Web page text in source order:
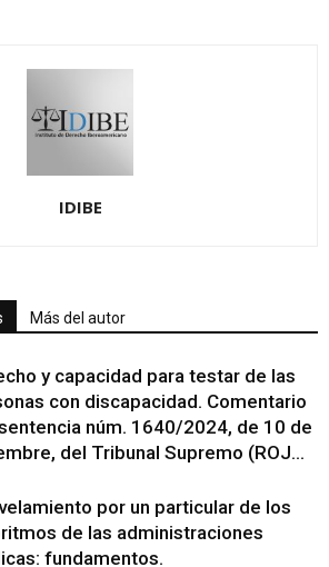
IDIBE
Más del autor
y capacidad para testar de las
con discapacidad. Comentario
núm. 1640/2024, de 10 de
del Tribunal Supremo (ROJ...
por un particular de los
de las administraciones
fundamentos.